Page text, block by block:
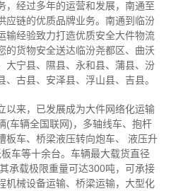
，经过多年的运营和发展，南通至
应链的优质品牌业务。南通到临汾
输经验致力打造优质安全大件物流
的货物安全送达临汾尧都区、曲沃
大宁县、隰县、永和县、蒲县、汾
古县、安泽县、浮山县、吉县。
以来，已发展成为大件网络化运输
(车辆全国联网)，多轴线车、抱杆
板车、桥梁液压转向炮车、 液压升
车等十余台。车辆最大载货直径
承载极限重量可达300吨，可承接
机械设备运输、桥梁运输，大型化